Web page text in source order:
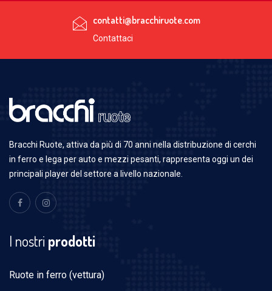
contatti@bracchiruote.com
Contattaci
Bracchi Ruote, attiva da più di 70 anni nella distribuzione di cerchi
in ferro e lega per auto e mezzi pesanti, rappresenta oggi un dei
principali player del settore a livello nazionale.
I nostri prodotti
Ruote in ferro (vettura)